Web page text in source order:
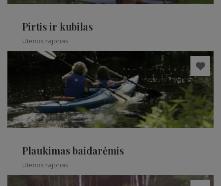
Pirtis ir kubilas
Utenos rajonas
Plaukimas baidarėmis
Utenos rajonas